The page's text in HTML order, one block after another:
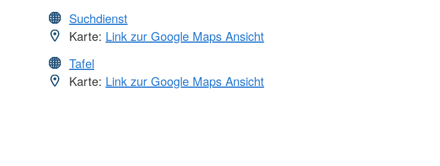
Suchdienst
Karte: Link zur Google Maps Ansicht
Tafel
Karte: Link zur Google Maps Ansicht